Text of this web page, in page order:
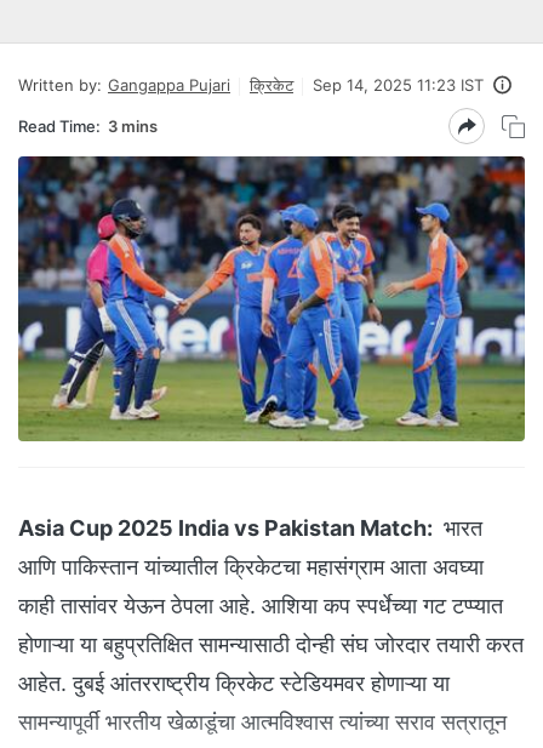
Written by: Gangappa Pujari क्रिकेट Sep 14, 2025 11:23 IST
Read Time: 3 mins
Asia Cup 2025 India vs Pakistan Match: भारत
आणि पाकिस्तान यांच्यातील क्रिकेटचा महासंग्राम आता अवघ्या
काही तासांवर येऊन ठेपला आहे. आशिया कप स्पर्धेच्या गट टप्प्यात
होणाऱ्या या बहुप्रतिक्षित सामन्यासाठी दोन्ही संघ जोरदार तयारी करत
आहेत. दुबई आंतरराष्ट्रीय क्रिकेट स्टेडियमवर होणाऱ्या या
सामन्यापूर्वी भारतीय खेळाडूंचा आत्मविश्वास त्यांच्या सराव सत्रातून